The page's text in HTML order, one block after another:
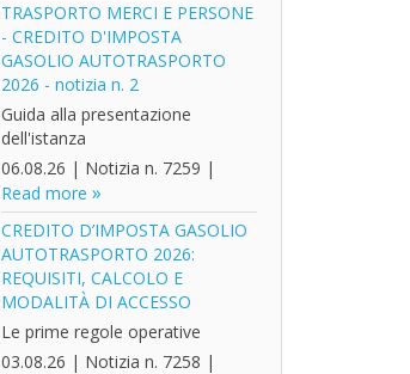
TRASPORTO MERCI E PERSONE
- CREDITO D'IMPOSTA
GASOLIO AUTOTRASPORTO
2026 - notizia n. 2
Guida alla presentazione
dell'istanza
06.08.26 | Notizia n. 7259 |
Read more
CREDITO D’IMPOSTA GASOLIO
AUTOTRASPORTO 2026:
REQUISITI, CALCOLO E
MODALITÀ DI ACCESSO
Le prime regole operative
03.08.26 | Notizia n. 7258 |